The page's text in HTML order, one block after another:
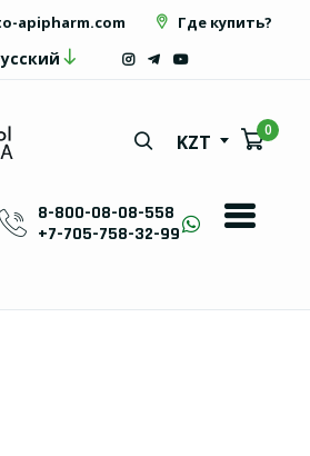
apipharm.com Где купить?
KZT
0
8-800-08-08-558
+7-705-758-32-99